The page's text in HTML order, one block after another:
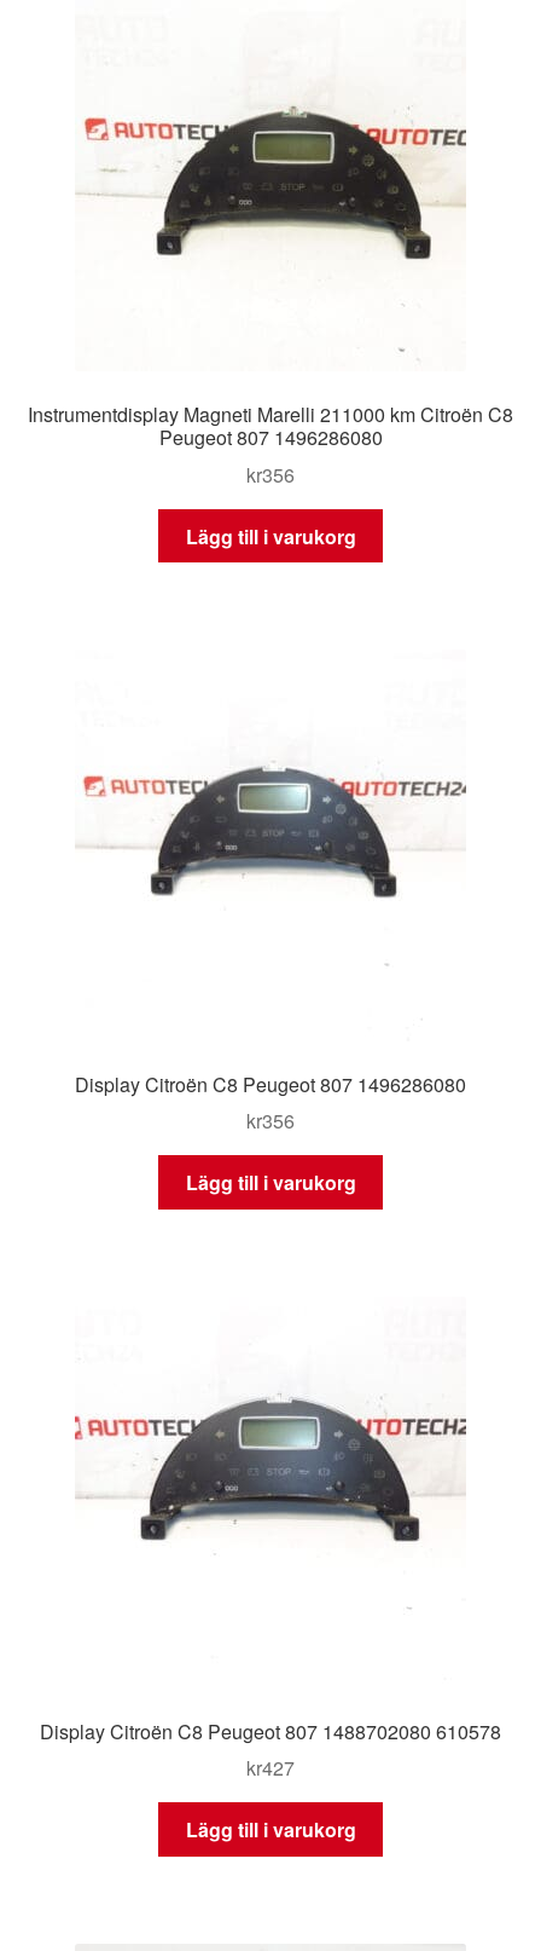
Instrumentdisplay Magneti Marelli 211000 km Citroën C8
Peugeot 807 1496286080
kr356
Lägg till i varukorg
Display Citroën C8 Peugeot 807 1496286080
kr356
Lägg till i varukorg
Display Citroën C8 Peugeot 807 1488702080 610578
kr427
Lägg till i varukorg